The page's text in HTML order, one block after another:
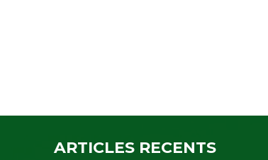
ARTICLES RECENTS